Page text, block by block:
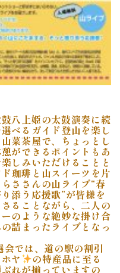
八上姫の太鼓演奏に続
べるガイド登山を楽し
菜茶屋で、ちょっとし
ができるポイントもあ
しみいただけることと
珈琲と山スイーツを片
ささんの山ライブ“春
添う応援歌”が皆様を
ることながら、二人の
のような絶妙な掛け合
詰まったライブとなっ
では、道の駅の割引
ヤ の特産品に至る
れが揃っていますの